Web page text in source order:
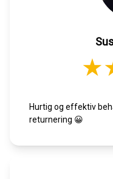
Hurtig og effektiv
returnering 😀